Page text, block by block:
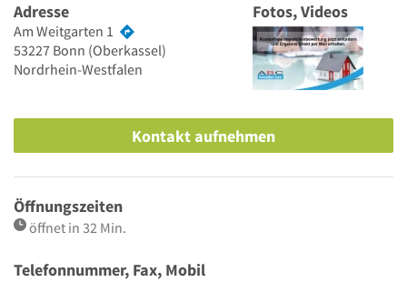
Adresse
Am Weitgarten 1
53227 Bonn (Oberkassel)
Nordrhein-Westfalen
Fotos, Videos
Kontakt aufnehmen
Öffnungszeiten
öffnet in 32 Min.
Telefonnummer, Fax, Mobil